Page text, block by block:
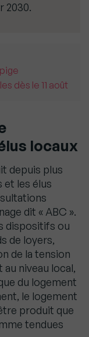
2030.
dès le 11 août
locaux
depuis plus
et les élus
dit « ABC ».
dispositifs ou
de loyers,
de la tension
niveau local,
du logement
le logement
produit que
tendues